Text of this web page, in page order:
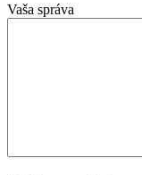
Vaša správa